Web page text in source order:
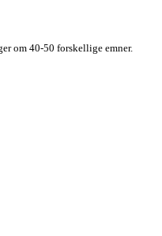
om 40-50 forskellige emner.